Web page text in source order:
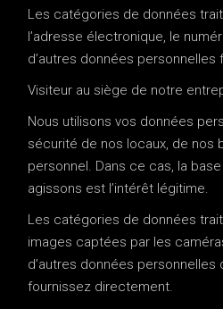
Les catégories de données
l’adresse électronique, le
d’autres données personnelles
Visiteur au siège de notre
Nous utilisons vos données
sécurité de nos locaux, de nos
personnel. Dans ce cas, la
agissons est l’intérêt légitime.
Les catégories de données
images captées par les
d’autres données personnelles
fournissez directement.